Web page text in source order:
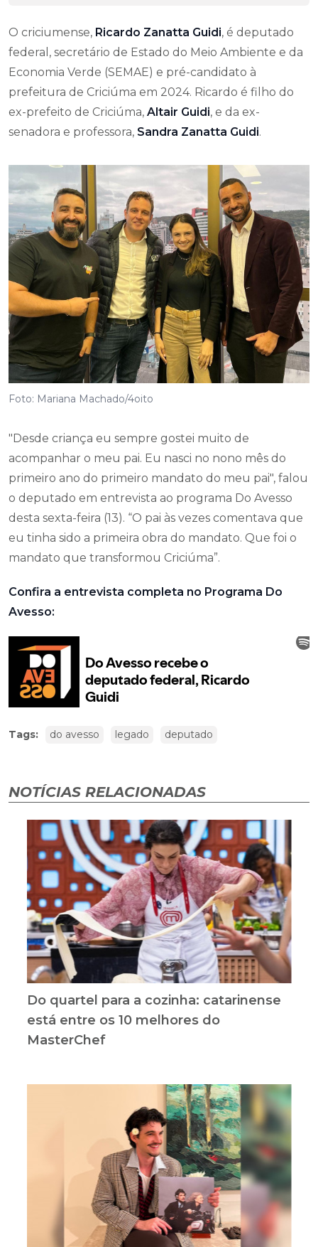
O criciumense, Ricardo Zanatta Guidi, é deputado
federal, secretário de Estado do Meio Ambiente e da
Economia Verde (SEMAE) e pré-candidato à
prefeitura de Criciúma em 2024. Ricardo é filho do
ex-prefeito de Criciúma, Altair Guidi, e da ex-
senadora e professora, Sandra Zanatta Guidi.
Foto: Mariana Machado/4oito
"Desde criança eu sempre gostei muito de
acompanhar o meu pai. Eu nasci no nono mês do
primeiro ano do primeiro mandato do meu pai", falou
o deputado em entrevista ao programa Do Avesso
desta sexta-feira (13). “O pai às vezes comentava que
eu tinha sido a primeira obra do mandato. Que foi o
mandato que transformou Criciúma”.
Confira a entrevista completa no Programa Do
Avesso:
Tags: do avesso legado deputado
NOTÍCIAS RELACIONADAS
Do quartel para a cozinha: catarinense
está entre os 10 melhores do
MasterChef